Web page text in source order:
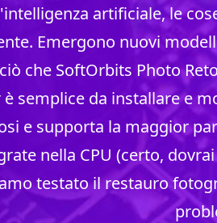
artificiale, le
Emergono nuovi
che SoftOrbits Photo
è semplice da installare e
e supporta la maggior
nella CPU (certo,
testato il restauro